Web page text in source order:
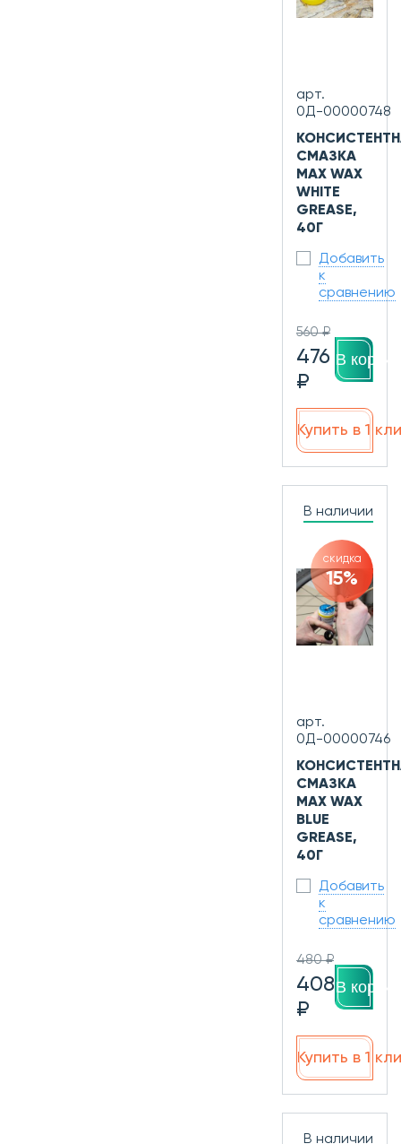
арт.
0Д-00000748
СМАЗКА
MAX WAX
WHITE
GREASE,
40Г
Добавить
к
сравнению
560 ₽
476
₽
В
Купить в 1
В наличии
скидка
15%
арт.
0Д-00000746
СМАЗКА
MAX WAX
BLUE
GREASE,
40Г
Добавить
к
сравнению
480 ₽
408
₽
В
Купить в 1
В наличии